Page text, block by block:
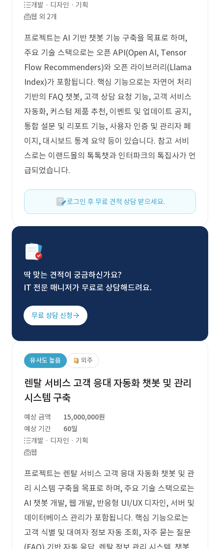
개발 · 디자인 · 기획
웹 외 2개
프로젝트는 AI 기반 챗봇 기능 구축을 목표로 하며,
주요 기술 스택으로는 오픈 API(Open AI, Tensor
Flow Recommenders)와 오픈 라이브러리(Llama
Index)가 포함됩니다. 핵심 기능으로는 자연어 처리
기반의 FAQ 챗봇, 고객 상담 요청 기능, 고객 서비스
자동화, 커스텀 제품 추천, 이벤트 및 업데이트 공지,
통합 설문 및 리포트 기능, 사용자 인증 및 관리자 페
이지, 대시보드 통계 요약 등이 있습니다. 참고 서비
스로는 이랜드몰의 톡톡챗과 인터파크의 톡집사가 언
급되었습니다.
로그인 후 무료 견적 상담 받으세요.
딱 맞는 견적이 궁금하신가요?
IT 전문 매니저가 무료로 상담해드려요.
무료 상담 신청
유사도 높음 외주
렌탈 서비스 고객 응대 자동화 챗봇 및 관리
시스템 구축
예상 금액
15,000,000원
예상 기간
60일
개발 · 디자인 · 기획
웹
프로젝트는 렌탈 서비스 고객 응대 자동화 챗봇 및 관
리 시스템 구축을 목표로 하며, 주요 기술 스택으로는
AI 챗봇 개발, 웹 개발, 반응형 UI/UX 디자인, 서버 및
데이터베이스 관리가 포함됩니다. 핵심 기능으로는
고객 식별 및 대여자 정보 자동 조회, 자주 묻는 질문
(FAQ) 기반 자동 응답, 렌탈 정보 관리 시스템, 챗봇